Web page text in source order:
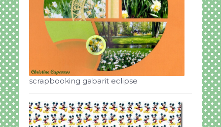
scrapbooking gabarit eclipse